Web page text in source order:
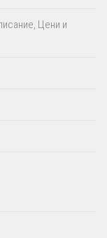
Цени и